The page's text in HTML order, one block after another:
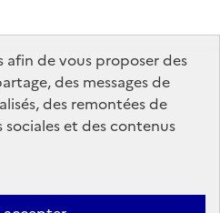
afin de vous proposer des
des messages de
des remontées de
et des contenus
de connexion (cookies)